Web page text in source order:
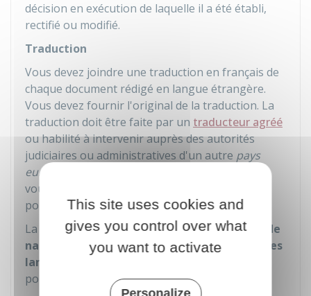
décision en exécution de laquelle il a été établi,
rectifié ou modifié.
Traduction
Vous devez joindre une traduction en français de
chaque document rédigé en langue étrangère.
Vous devez fournir l'original de la traduction. La
traduction doit être faite par un traducteur agréé
ou habilité à intervenir auprès des autorités
judiciaires ou administratives d'un autre pays
européen
vous à l'ambassade ou au consulat de France
pour consulter la liste des traducteurs agréés.
La traduction d'unextrait plurilingue d'acte de
naissance ou d'acte de mariage dont l'une des
langues est le français
pour une personne majeure.
This site uses cookies and
gives you control over what
you want to activate
Personalize